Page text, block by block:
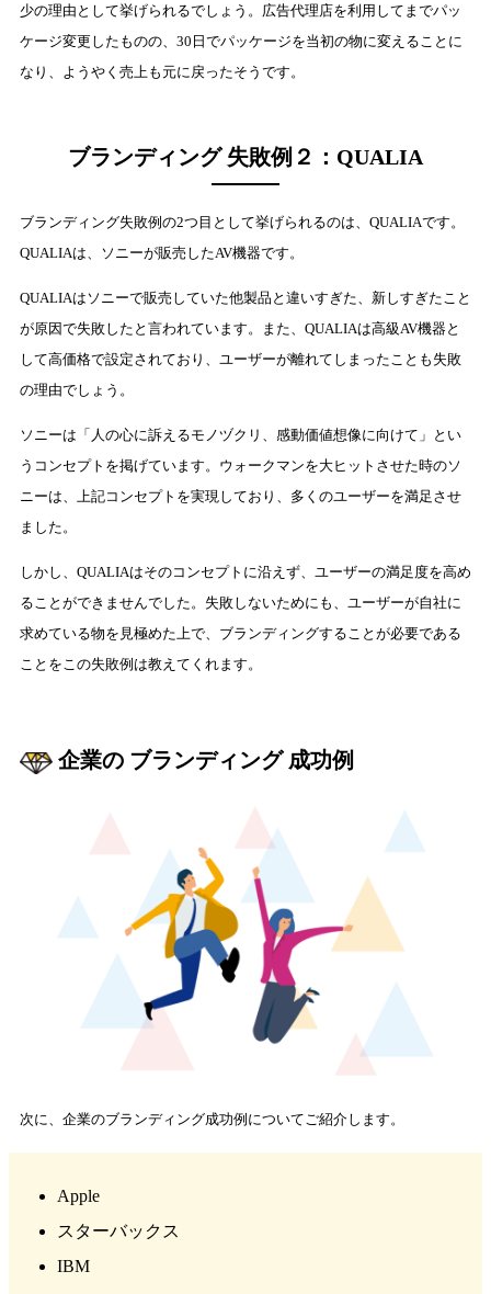
少の理由として挙げられるでしょう。広告代理店を利用してまでパッ
ケージ変更したものの、30日でパッケージを当初の物に変えることに
なり、ようやく売上も元に戻ったそうです。
ブランディング 失敗例２：QUALIA
ブランディング失敗例の2つ目として挙げられるのは、QUALIAです。
QUALIAは、ソニーが販売したAV機器です。
QUALIAはソニーで販売していた他製品と違いすぎた、新しすぎたこと
が原因で失敗したと言われています。また、QUALIAは高級AV機器と
して高価格で設定されており、ユーザーが離れてしまったことも失敗
の理由でしょう。
ソニーは「人の心に訴えるモノヅクリ、感動価値想像に向けて」とい
うコンセプトを掲げています。ウォークマンを大ヒットさせた時のソ
ニーは、上記コンセプトを実現しており、多くのユーザーを満足させ
ました。
しかし、QUALIAはそのコンセプトに沿えず、ユーザーの満足度を高め
ることができませんでした。失敗しないためにも、ユーザーが自社に
求めている物を見極めた上で、ブランディングすることが必要である
ことをこの失敗例は教えてくれます。
企業の ブランディング 成功例
次に、企業のブランディング成功例についてご紹介します。
Apple
スターバックス
IBM